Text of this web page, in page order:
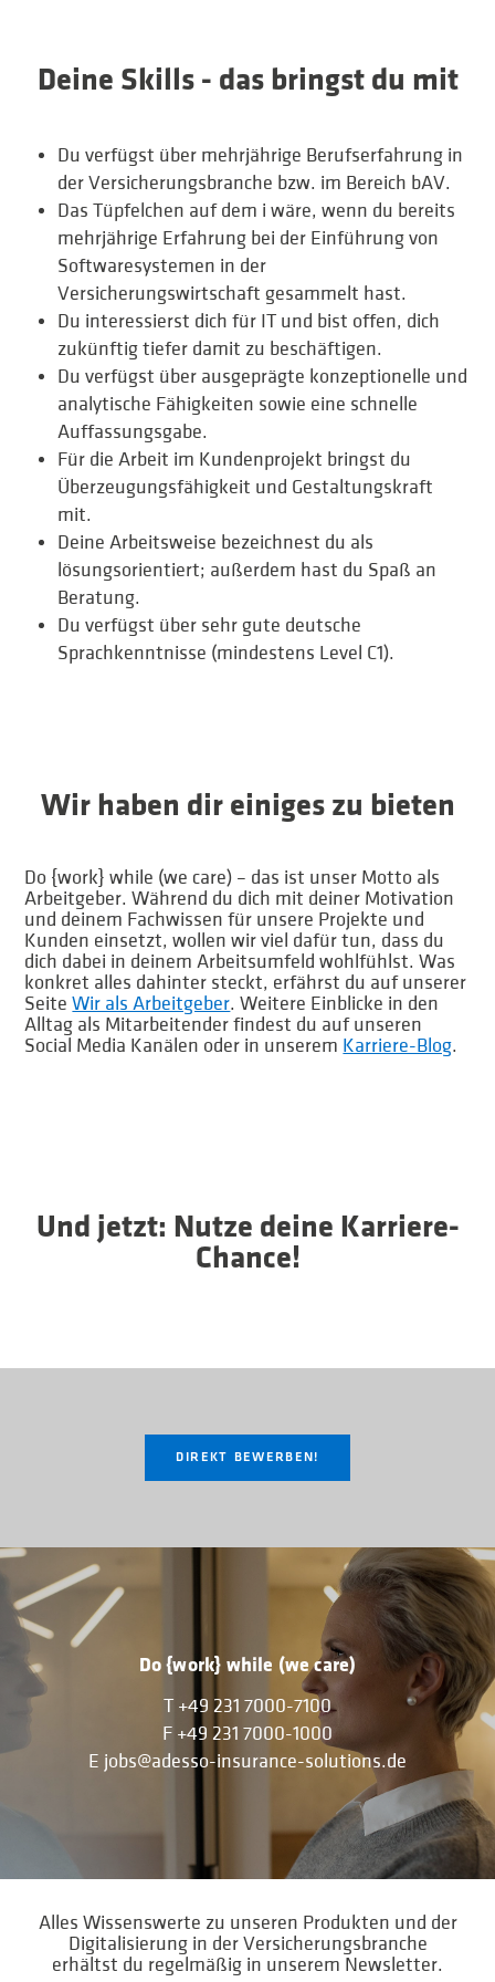
Deine Skills - das bringst du mit
Du verfügst über mehrjährige Berufserfahrung in
der Versicherungsbranche bzw. im Bereich bAV.
Das Tüpfelchen auf dem i wäre, wenn du bereits
mehrjährige Erfahrung bei der Einführung von
Softwaresystemen in der
Versicherungswirtschaft gesammelt hast.
Du interessierst dich für IT und bist offen, dich
zukünftig tiefer damit zu beschäftigen.
Du verfügst über ausgeprägte konzeptionelle und
analytische Fähigkeiten sowie eine schnelle
Auffassungsgabe.
Für die Arbeit im Kundenprojekt bringst du
Überzeugungsfähigkeit und Gestaltungskraft
mit.
Deine Arbeitsweise bezeichnest du als
lösungsorientiert; außerdem hast du Spaß an
Beratung.
Du verfügst über sehr gute deutsche
Sprachkenntnisse (mindestens Level C1).
Wir haben dir einiges zu bieten
Do {work} while (we care) – das ist unser Motto als
Arbeitgeber. Während du dich mit deiner Motivation
und deinem Fachwissen für unsere Projekte und
Kunden einsetzt, wollen wir viel dafür tun, dass du
dich dabei in deinem Arbeitsumfeld wohlfühlst. Was
konkret alles dahinter steckt, erfährst du auf unserer
Seite Wir als Arbeitgeber. Weitere Einblicke in den
Alltag als Mitarbeitender findest du auf unseren
Social Media Kanälen oder in unserem Karriere-Blog.
Und jetzt: Nutze deine Karriere-
Chance!
DIREKT BEWERBEN!
Do {work} while (we care)
T +49 231 7000-7100
F +49 231 7000-1000
E jobs@adesso-insurance-solutions.de
Alles Wissenswerte zu unseren Produkten und der
Digitalisierung in der Versicherungsbranche
erhältst du regelmäßig in unserem Newsletter.